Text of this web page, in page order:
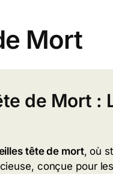
Mort
de Mort :
tête de mort, où
conçue pour